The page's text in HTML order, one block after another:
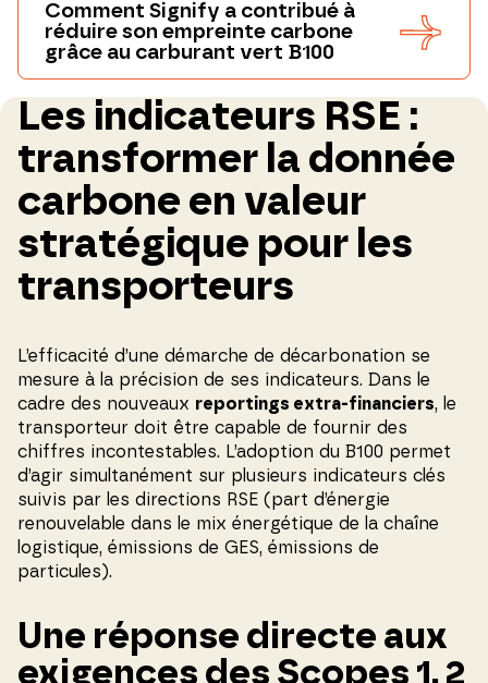
Comment Signify a contribué à
réduire son empreinte carbone
grâce au carburant vert B100
Les indicateurs RSE :
transformer la donnée
carbone en valeur
stratégique pour les
transporteurs
L’efficacité d’une démarche de décarbonation se
mesure à la précision de ses indicateurs. Dans le
cadre des nouveaux reportings extra-financiers, le
transporteur doit être capable de fournir des
chiffres incontestables. L’adoption du B100 permet
d’agir simultanément sur plusieurs indicateurs clés
suivis par les directions RSE (part d’énergie
renouvelable dans le mix énergétique de la chaîne
logistique, émissions de GES, émissions de
particules).
Une réponse directe aux
exigences des Scopes 1, 2